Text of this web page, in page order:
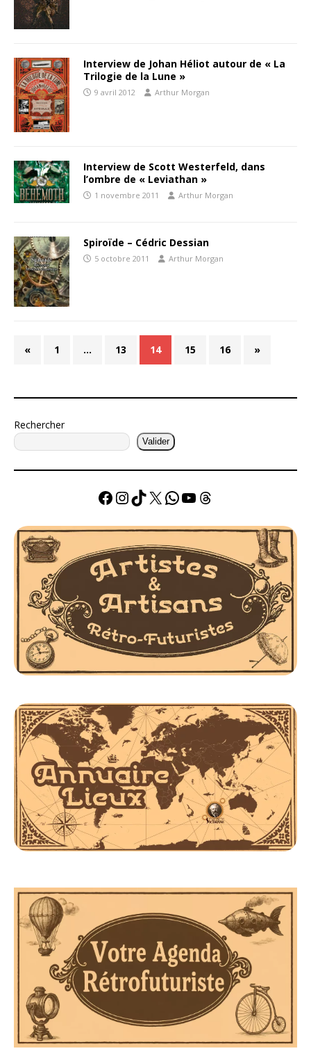
Interview de Johan Héliot autour de « La
Trilogie de la Lune »
9 avril 2012 Arthur Morgan
Interview de Scott Westerfeld, dans
l’ombre de « Leviathan »
1 novembre 2011 Arthur Morgan
Spiroïde – Cédric Dessian
5 octobre 2011 Arthur Morgan
« 1 … 13 14 15 16 »
Rechercher
Valider